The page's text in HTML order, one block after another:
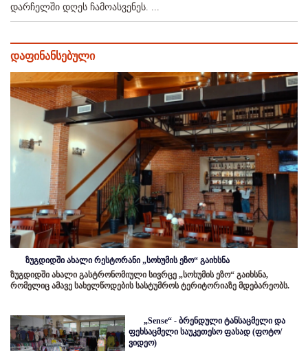
დარჩელში დღეს ჩამოასვენეს. ...
დაფინანსებული
ზუგდიდში ახალი რესტორანი „სოხუმის ეზო“ გაიხსნა
ზუგდიდში ახალი გასტრონომიული სივრცე „სოხუმის ეზო“ გაიხსნა,
რომელიც ამავე სახელწოდების სასტუმროს ტერიტორიაზე მდებარეობს.
„Sense“ - ბრენდული ტანსაცმელი და
ფეხსაცმელი საუკეთესო ფასად (ფოტო/
ვიდეო)